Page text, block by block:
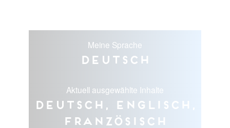
Meine Sprache
Deutsch
Aktuell ausgewählte Inhalte
Deutsch, Englisch,
Französisch